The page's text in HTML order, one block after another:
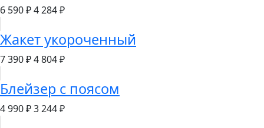
6 590 ₽4 284 ₽
Жакет укороченный
7 390 ₽4 804 ₽
Блейзер с поясом
4 990 ₽3 244 ₽